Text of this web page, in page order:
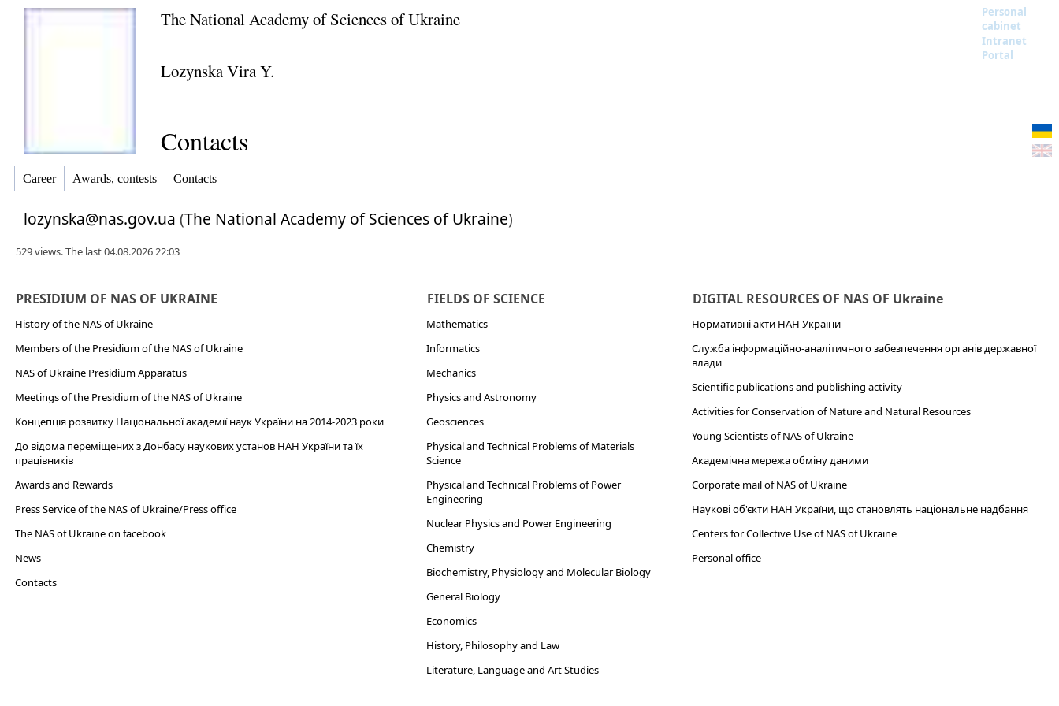
The National Academy of Sciences of Ukraine
Personal
cabinet
Intranet
Portal
Lozynska Vira Y.
Contacts
Career Awards, contests Contacts
lozynska@nas.gov.ua (The National Academy of Sciences of Ukraine)
529 views. The last 04.08.2026 22:03
PRESIDIUM OF NAS OF UKRAINE
History of the NAS of Ukraine
Members of the Presidium of the NAS of Ukraine
NAS of Ukraine Presidium Apparatus​
Meetings of the Presidium of the NAS of Ukraine
Концепція розвитку Національної академії наук України на 2014-2023 роки
До відома переміщених з Донбасу наукових установ НАН України та їх
працівників
Awards and Rewards
Press Service of the NAS of Ukraine/Press office
The NAS of Ukraine on facebook
News
Сontacts
FIELDS OF SCIENCE
Mathematics
Informatics
Mechanics
Physics and Astronomy
Geosciences
Physical and Technical Problems of Materials
Science
Physical and Technical Problems of Power
Engineering
Nuclear Physics and Power Engineering
Chemistry
Biochemistry, Physiology and Molecular Biology
General Biology
Economics
History, Philosophy and Law
Literature, Language and Art Studies
DIGITAL RESOURCES OF NAS OF Ukraine
Нормативні акти НАН України
Служба інформаційно-аналітичного забезпечення органів державної
влади
Scientific publications and publishing activity
Activities for Conservation of Nature and Natural Resources
Young Scientists of NAS of Ukraine
Академічна мережа обміну даними
Corporate mail of NAS of Ukraine
Наукові об'єкти НАН України, що становлять національне надбання
Centers for Collective Use of NAS of Ukraine
Personal office